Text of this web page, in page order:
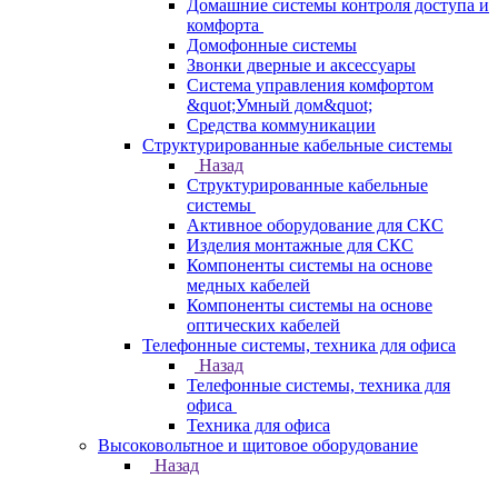
Домашние системы контроля доступа и
комфорта
Домофонные системы
Звонки дверные и аксессуары
Система управления комфортом
&quot;Умный дом&quot;
Средства коммуникации
Структурированные кабельные системы
Назад
Структурированные кабельные
системы
Активное оборудование для СКС
Изделия монтажные для СКС
Компоненты системы на основе
медных кабелей
Компоненты системы на основе
оптических кабелей
Телефонные системы, техника для офиса
Назад
Телефонные системы, техника для
офиса
Техника для офиса
Высоковольтное и щитовое оборудование
Назад